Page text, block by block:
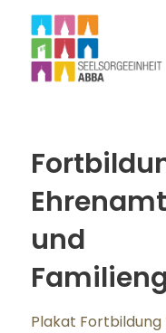
und
Plakat